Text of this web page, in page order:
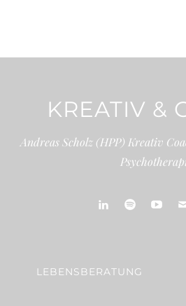
KREATIV &
Andreas Scholz (HPP) Kreativ
LEBENSBERATUNG